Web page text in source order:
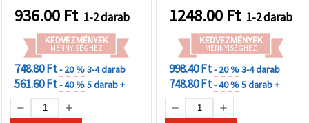
936.00 Ft 1-2 darab
KEDVEZMÉNYEK
MENNYISÉGHEZ
748.80 Ft- 20 %3-4 darab
561.60 Ft- 40 %5 darab +
1248.00 Ft 1-2 darab
KEDVEZMÉNYEK
MENNYISÉGHEZ
998.40 Ft- 20 %3-4 darab
748.80 Ft- 40 %5 darab +